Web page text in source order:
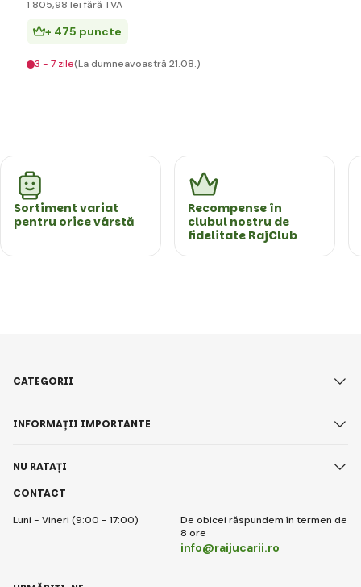
1 805,98 lei fără TVA
+ 475 puncte
3 - 7 zile(La dumneavoastră 21.08.)
Sortiment variat
pentru orice vârstă
Recompense în
clubul nostru de
fidelitate RajClub
CONTACT
Luni - Vineri (9:00 - 17:00)
De obicei răspundem în termen de
8 ore
info@raijucarii.ro
CATEGORII
INFORMAȚII IMPORTANTE
NU RATAȚI